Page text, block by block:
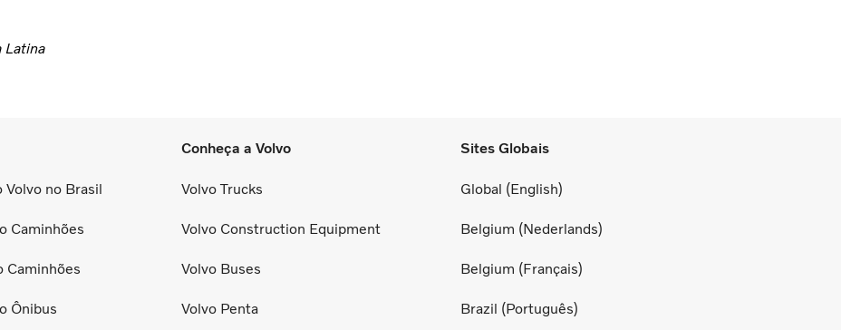
Latina
Volvo no Brasil
Caminhões
Caminhões
Ônibus
Conheça a Volvo
Volvo Trucks
Volvo Construction Equipment
Volvo Buses
Volvo Penta
Sites Globais
Global (English)
Belgium (Nederlands)
Belgium (Français)
Brazil (Português)